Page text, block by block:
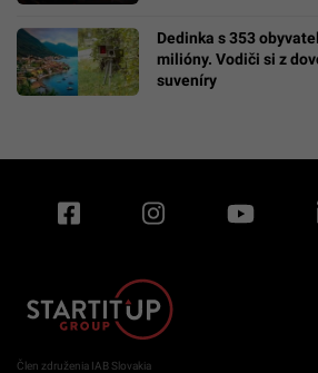
Dedinka s 353
milióny. Vodiči si z
suveníry
Člen združenia IAB Slovakia